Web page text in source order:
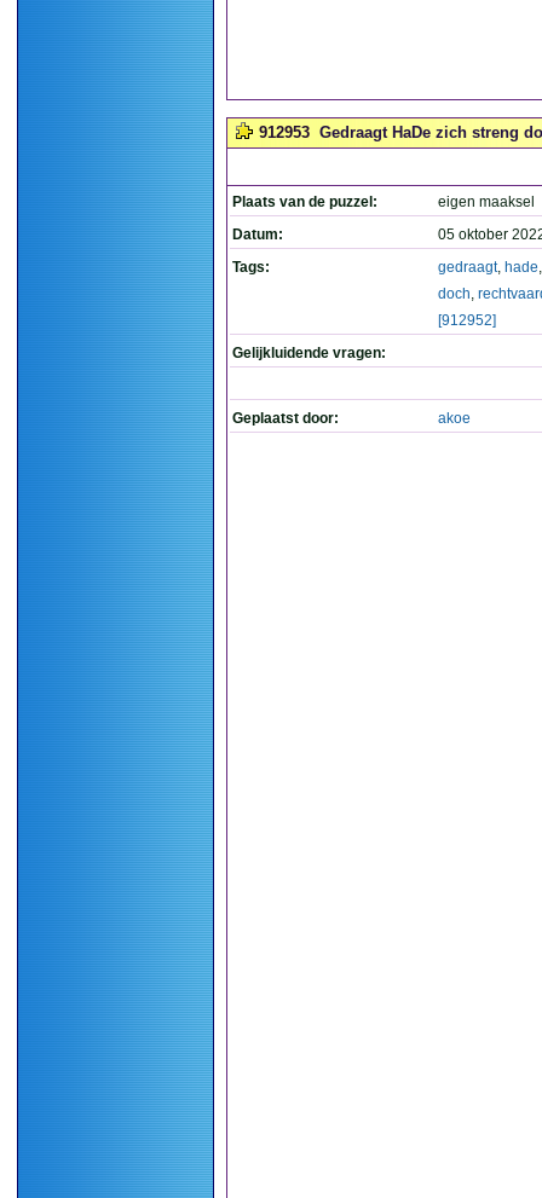
912953 Gedraagt HaDe zich streng
Plaats van de puzzel:
eigen maaksel
Datum:
05 oktober
Tags:
gedraagt, hade
doch,
[912952]
Gelijkluidende vragen:
Geplaatst door: akoe